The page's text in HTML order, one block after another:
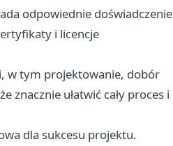
odpowiednie doświadczenie
i licencje
w tym projektowanie, dobór
znacznie ułatwić cały proces i
dla sukcesu projektu.